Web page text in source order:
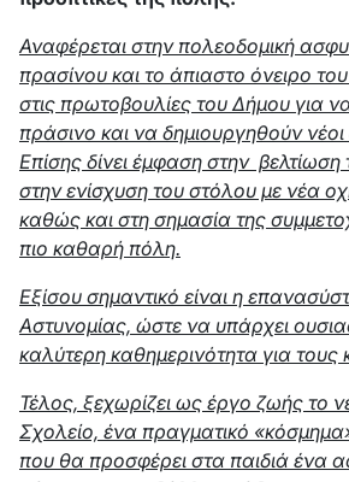
Αναφέρεται στην πολεοδομική
πρασίνου και το άπιαστο όνειρο
στις πρωτοβουλίες του Δήμου για
πράσινο και να δημιουργηθούν νέοι
Eπίσης δίνει έμφαση στην
στην ενίσχυση του στόλου με νέα
καθώς και στη σημασία της
πιο καθαρή πόλη.
Εξίσου σημαντικό είναι η
Αστυνομίας, ώστε να υπάρχει
καλύτερη καθημερινότητα για τους
Τέλος, ξεχωρίζει ως έργο ζωής το
Σχολείο, ένα πραγματικό
που θα προσφέρει στα παιδιά ένα